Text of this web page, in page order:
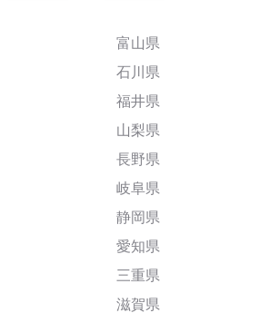
富山県
石川県
福井県
山梨県
長野県
岐阜県
静岡県
愛知県
三重県
滋賀県